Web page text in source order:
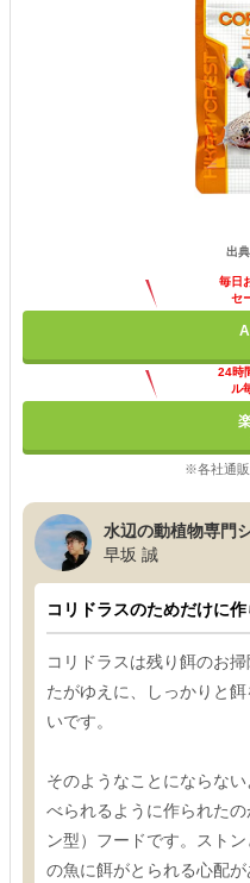
出典
毎日
セ
24時
ル
※各社通販
水辺の動植物専門
早坂 誠
コリドラスのためだけに
コリドラスは残り餌のお
たがゆえに、しっかりと
いです。
そのようなことにならな
べられるように作られた
ン型）フードです。スト
の魚に餌がとられる心配が